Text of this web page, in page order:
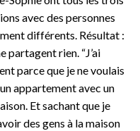
avec des personnes
différents. Résultat :
partagent rien. “J’ai
parce que je ne voulais
appartement avec un
Et sachant que je
des gens à la maison